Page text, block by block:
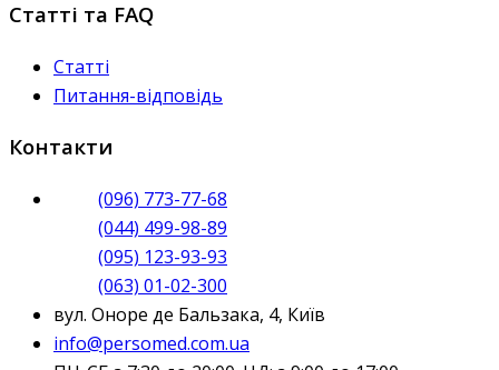
Статті та FAQ
Статті
Питання-відповідь
Контакти
(096) 773-77-68
(044) 499-98-89
(095) 123-93-93
(063) 01-02-300
вул. Оноре де Бальзака, 4, Київ
info@persomed.com.ua